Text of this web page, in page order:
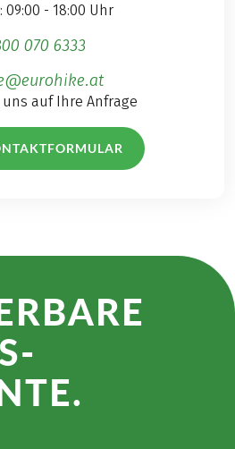
09:00 - 18:00 Uhr
070 6333
auf Ihre Anfrage